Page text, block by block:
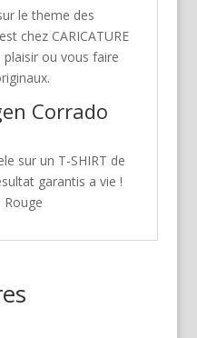
le theme des
chez CARICATURE
ou vous faire
Corrado
sur un T-SHIRT de
garantis a vie !